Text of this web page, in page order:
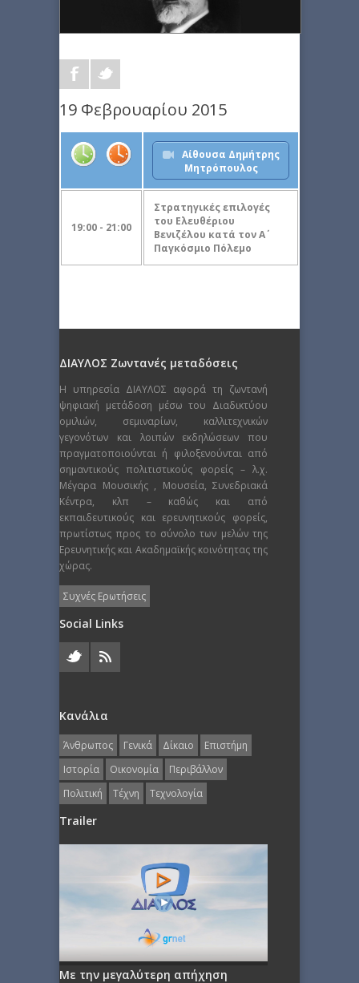
19 Φεβρουαρίου 2015
Αίθουσα Δημήτρης
Μητρόπουλος
19:00 - 21:00
Στρατηγικές επιλογές
του Ελευθέριου
Βενιζέλου κατά τον Α΄
Παγκόσμιο Πόλεμο
ΔΙΑΥΛΟΣ Ζωντανές μεταδόσεις
Η υπηρεσία ΔΙΑΥΛΟΣ αφορά τη ζωντανή
ψηφιακή μετάδοση μέσω του Διαδικτύου
ομιλιών, σεμιναρίων, καλλιτεχνικών
γεγονότων και λοιπών εκδηλώσεων που
πραγματοποιούνται ή φιλοξενούνται από
σημαντικούς πολιτιστικούς φορείς – λ.χ.
Μέγαρα Μουσικής , Μουσεία, Συνεδριακά
Κέντρα, κλπ – καθώς και από
εκπαιδευτικούς και ερευνητικούς φορείς,
πρωτίστως προς το σύνολο των μελών της
Ερευνητικής και Ακαδημαϊκής κοινότητας της
χώρας.
Συχνές Ερωτήσεις
Social Links
Κανάλια
Άνθρωπος Γενικά Δίκαιο
Επιστήμη
Ιστορία
Οικονομία
Περιβάλλον
Πολιτική
Τέχνη Τεχνολογία
Trailer
Με την μεγαλύτερη απήχηση